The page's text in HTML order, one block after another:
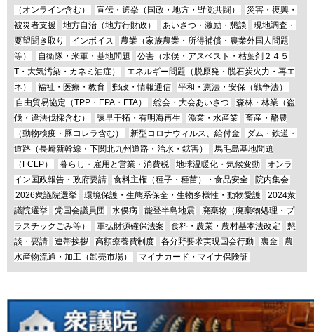
（オンライン含む）
宣伝・選挙（国政・地方・野党共闘）
災害・復興・
被災者支援
地方自治（地方行財政） あいさつ・激励・懇談
現地調査・
要望聞き取り
インボイス
農業（家族農業・所得補償・農業外国人問題
等）
自衛隊・米軍・基地問題
公害（水俣・アスベスト・枯葉剤２４５
T・大気汚染・カネミ油症）
エネルギー問題（脱原発・脱石炭火力・再エ
ネ）
福祉・医療・教育 郵政・情報通信
平和・憲法・安保（戦争法）
自由貿易協定（TPP・EPA・FTA）
総会・大会あいさつ
森林・林業（盗
伐・違法伐採含む）
諫早干拓・有明海再生 漁業・水産業
畜産・酪農
（動物検疫・豚コレラ含む）
新型コロナウィルス、給付金
ダム・鉄道・
道路（長崎新幹線・下関北九州道路・治水・鉱害）
馬毛島基地問題
（FCLP）
暮らし・雇用と営業・消費税 地球温暖化・気候変動
オンラ
イン国政報告・政府要請
食料主権（種子・種苗）・食品安全
院内集会
2026衆議院選挙
環境保護・生態系保全・生物多様性・動物愛護
2024衆
議院選挙
党国会議員団 水俣病 能登半島地震
廃棄物（廃棄物処理・プ
ラスチックごみ等）
軍拡財源確保法案 食料・農業・農村基本法改定
懇
談・要請
連帯挨拶 高額療養費制度 各分野要求実現国会行動 裏金
農
水産物流通・加工（卸売市場）
マイナカード・マイナ保険証